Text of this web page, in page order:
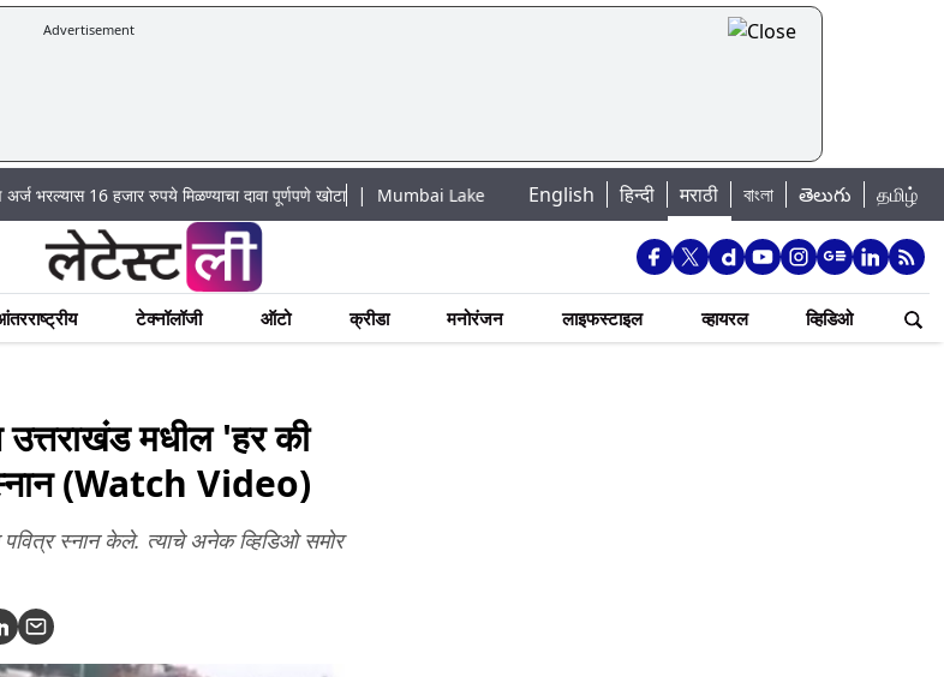
Advertisement
हजार रुपये मिळण्याचा दावा पूर्णपणे खोटा|Mumbai Lake Water Levels: मुंबई पाणीपुरवठा अपडेट: शहरातील 7 तलावांमधील जलसाठा 88.93
English हिन्दी मराठी বাংলা తెలుగు தமிழ்
टेक्नॉलॉजी ऑटो क्रीडा मनोरंजन लाइफस्टाइल व्हायरल व्हिडिओ
मधील 'हर की
स्नान (Watch Video)
पवित्र स्नान केले. त्याचे अनेक व्हिडिओ समोर